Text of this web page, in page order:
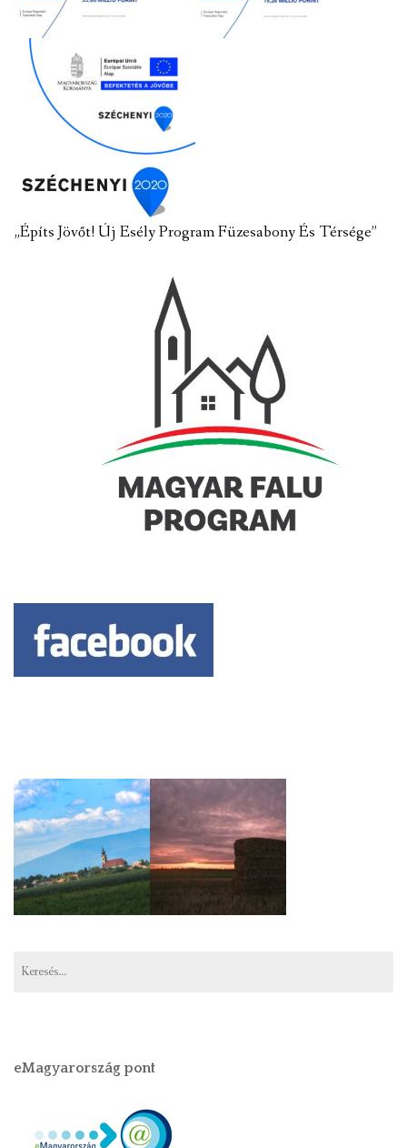
„Építs Jövőt! Új Esély Program Füzesabony És Térsége”
eMagyarország pont